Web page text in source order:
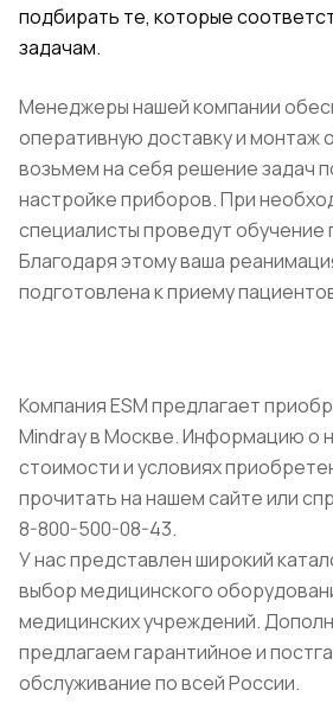
подбирать те, которые
задачам.
Менеджеры нашей компании
оперативную доставку и монтаж
возьмем на себя решение задач
настройке приборов. При
специалисты проведут обучение
Благодаря этому ваша
подготовлена к приему
Компания ESM предлагает
Mindray в Москве. Информацию о
стоимости и условиях
прочитать на нашем сайте или
8-800-500-08-43.
У нас представлен широкий
выбор медицинского
медицинских учреждений.
предлагаем гарантийное и
обслуживание по всей России.